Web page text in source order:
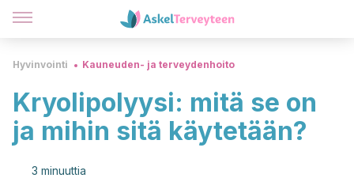
Hyvinvointi Kauneuden- ja terveydenhoito
Kryolipolyysi: mitä se on
ja mihin sitä käytetään?
3 minuuttia